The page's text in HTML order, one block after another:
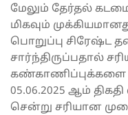
மேலும் தேர்தல்
மிகவும்
பொறுப்பு சிரேஷ்ட
சார்ந்திருப்பதால்
கண்காணிப்புக்களை
05.06.2025 ஆம்
சென்று சரியான